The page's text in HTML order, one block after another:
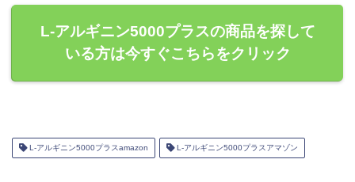
L-アルギニン5000プラスの商品を探して
いる方は今すぐこちらをクリック
L-アルギニン5000プラスamazon L-アルギニン5000プラスアマゾン